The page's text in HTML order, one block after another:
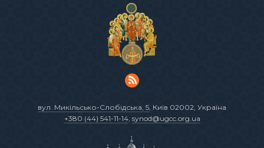
вул. Микільсько-Слобідська, 5 , Київ 02002, Україна
+380 (44) 541-11-14, synod@ugcc.org.ua